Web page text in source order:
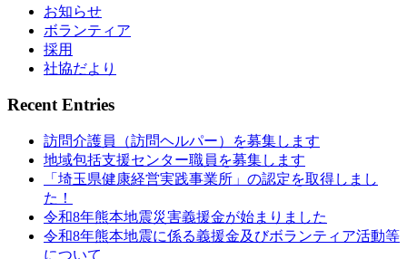
お知らせ
ボランティア
採用
社協だより
Recent Entries
訪問介護員（訪問ヘルパー）を募集します
地域包括支援センター職員を募集します
「埼玉県健康経営実践事業所」の認定を取得しまし
た！
令和8年熊本地震災害義援金が始まりました
令和8年熊本地震に係る義援金及びボランティア活動等
について